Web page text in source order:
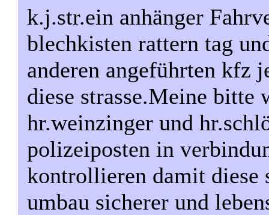
k.j.str.ein anhänger
blechkisten rattern tag
anderen angeführten kfz
diese strasse.Meine bitte
hr.weinzinger und
polizeiposten in
kontrollieren damit diese
umbau sicherer und